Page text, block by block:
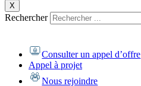
X
Rechercher
Consulter un appel d’offre
Appel à projet
Nous rejoindre